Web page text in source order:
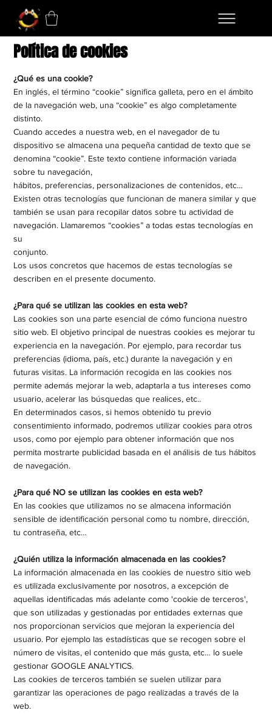
Política de cookies
¿Qué es una cookie?
En inglés, el término “cookie” significa galleta, pero en el ámbito
de la navegación web, una “cookie” es algo completamente
distinto.
Cuando accedes a nuestra web, en el navegador de tu
dispositivo se almacena una pequeña cantidad de texto que se
denomina “cookie”. Este texto contiene información variada
sobre tu navegación,
hábitos, preferencias, personalizaciones de contenidos, etc…
Existen otras tecnologías que funcionan de manera similar y que
también se usan para recopilar datos sobre tu actividad de
navegación. Llamaremos “cookies” a todas estas tecnologías en
su
conjunto.
Los usos concretos que hacemos de estas tecnologías se
describen en el presente documento.
¿Para qué se utilizan las cookies en esta web?
Las cookies son una parte esencial de cómo funciona nuestro
sitio web. El objetivo principal de nuestras cookies es mejorar tu
experiencia en la navegación. Por ejemplo, para recordar tus
preferencias (idioma, país, etc.) durante la navegación y en
futuras visitas. La información recogida en las cookies nos
permite además mejorar la web, adaptarla a tus intereses como
usuario, acelerar las búsquedas que realices, etc..
En determinados casos, si hemos obtenido tu previo
consentimiento informado, podremos utilizar cookies para otros
usos, como por ejemplo para obtener información que nos
permita mostrarte publicidad basada en el análisis de tus hábitos
de navegación.
¿Para qué NO se utilizan las cookies en esta web?
En las cookies que utilizamos no se almacena información
sensible de identificación personal como tu nombre, dirección,
tu contraseña, etc…​
¿Quién utiliza la información almacenada en las cookies?
La información almacenada en las cookies de nuestro sitio web
es utilizada exclusivamente por nosotros, a excepción de
aquellas identificadas más adelante como 'cookie de terceros',
que son utilizadas y gestionadas por entidades externas que
nos proporcionan servicios que mejoran la experiencia del
usuario. Por ejemplo las estadísticas que se recogen sobre el
número de visitas, el contenido que más gusta, etc… lo suele
gestionar GOOGLE ANALYTICS.​
Las cookies de terceros también se suelen utilizar para
garantizar las operaciones de pago realizadas a través de la
web.​